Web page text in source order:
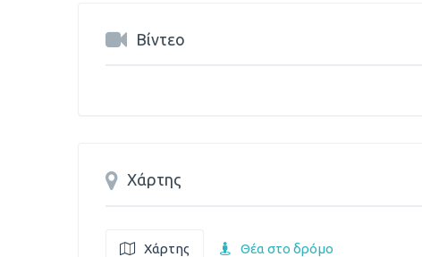
Βίντεο
Χάρτης
Χάρτης Θέα στο δρόμο